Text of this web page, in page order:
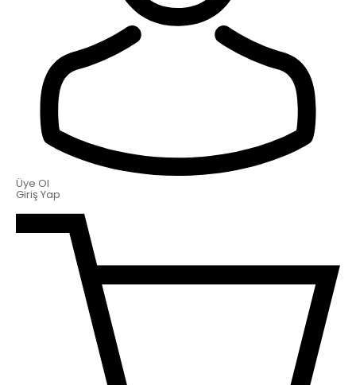
Üye Ol
Giriş Yap